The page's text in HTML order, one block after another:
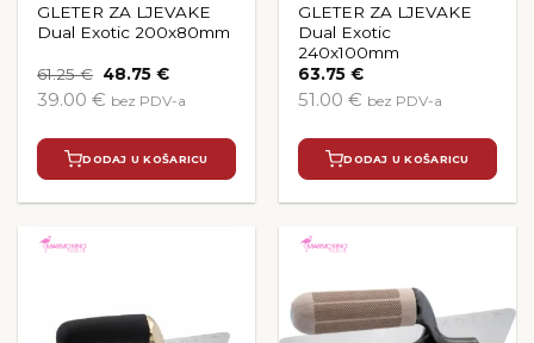
GLETER ZA LJEVAKE
Dual Exotic 200x80mm
61.25€ Izvorna
bila
61.25 €.
48.75€Trenutna
je:
39.00 € bez PDV-a
DODAJ U KOŠARICU
GLETER ZA LJEVAKE
Dual Exotic
240x100mm
63.75€
51.00 € bez PDV-a
DODAJ U KOŠARICU